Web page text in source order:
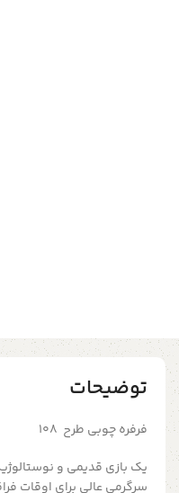
توضیحات
فرفره چوبی طرح 108
یک بازی قدیمی و
سرگرمی عالی برای اوقات